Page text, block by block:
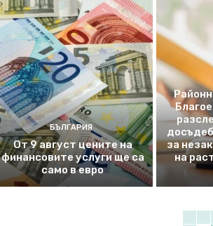
БЪЛГАРИЯ
От 9 август цените на
финансовите услуги ще са
само в евро
за
на